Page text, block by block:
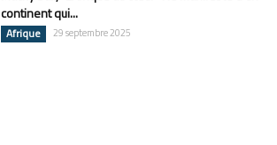
continent qui...
Afrique 29 septembre 2025